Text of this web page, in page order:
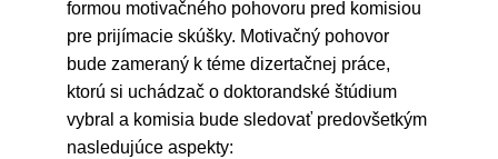
formou motivačného pohovoru pred komisiou
pre prijímacie skúšky. Motivačný pohovor
bude zameraný k téme dizertačnej práce,
ktorú si uchádzač o doktorandské štúdium
vybral a komisia bude sledovať predovšetkým
nasledujúce aspekty: